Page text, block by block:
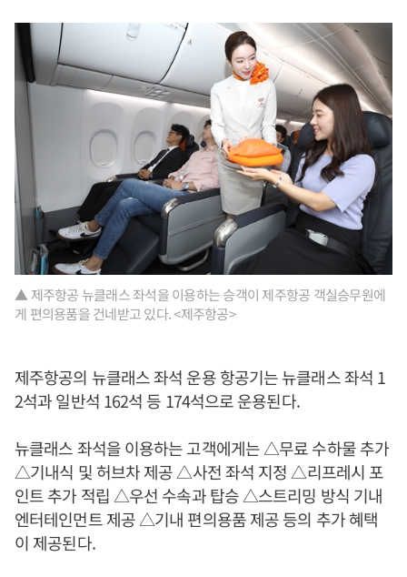
▲ 제주항공 뉴클래스 좌석을 이용하는 승객이 제주항공 객실승무원에
게 편의용품을 건네받고 있다. <제주항공>
제주항공의 뉴클래스 좌석 운용 항공기는 뉴클래스 좌석 1
2석과 일반석 162석 등 174석으로 운용된다.
뉴클래스 좌석을 이용하는 고객에게는 △무료 수하물 추가
△기내식 및 허브차 제공 △사전 좌석 지정 △리프레시 포
인트 추가 적립 △우선 수속과 탑승 △스트리밍 방식 기내
엔터테인먼트 제공 △기내 편의용품 제공 등의 추가 혜택
이 제공된다.